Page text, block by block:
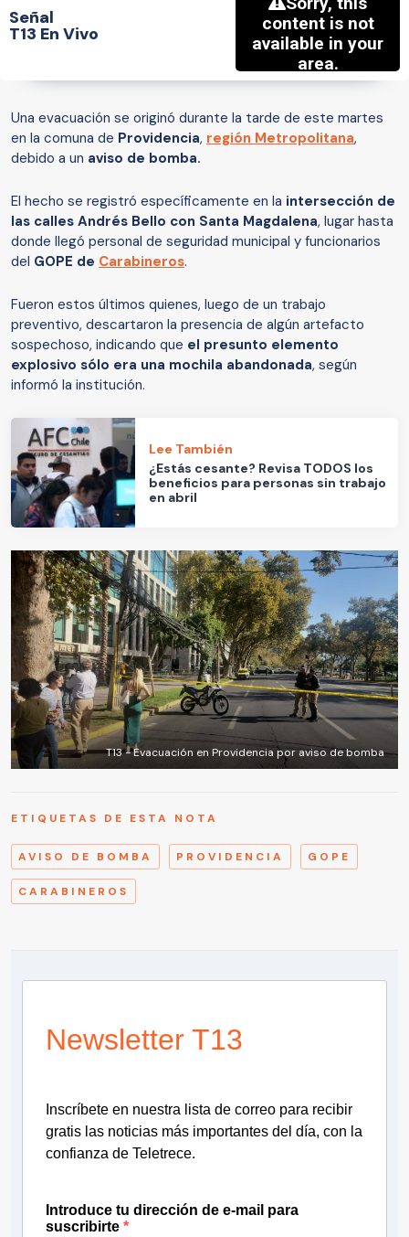
Señal
T13 En Vivo
Una evacuación se originó durante la tarde de este martes
en la comuna de Providencia, región Metropolitana,
debido a un aviso de bomba.
El hecho se registró específicamente en la intersección de
las calles Andrés Bello con Santa Magdalena, lugar hasta
donde llegó personal de seguridad municipal y funcionarios
del GOPE de Carabineros.
Fueron estos últimos quienes, luego de un trabajo
preventivo, descartaron la presencia de algún artefacto
sospechoso, indicando que el presunto elemento
explosivo sólo era una mochila abandonada, según
informó la institución.
Lee También
¿Estás cesante? Revisa TODOS los
beneficios para personas sin trabajo
en abril
T13 - Evacuación en Providencia por aviso de bomba
ETIQUETAS DE ESTA NOTA
AVISO DE BOMBA PROVIDENCIA GOPE
CARABINEROS
Newsletter T13
Inscríbete en nuestra lista de correo para recibir
gratis las noticias más importantes del día, con la
confianza de Teletrece.
Introduce tu dirección de e-mail para
suscribirte